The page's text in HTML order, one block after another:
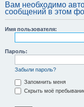
Вам необходимо
сообщений в этом
Имя пользователя:
Пароль:
Забыли пароль?
Запомнить меня
Скрыть моё